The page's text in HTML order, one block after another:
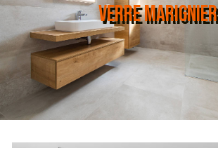
VERRE MARIGNIER